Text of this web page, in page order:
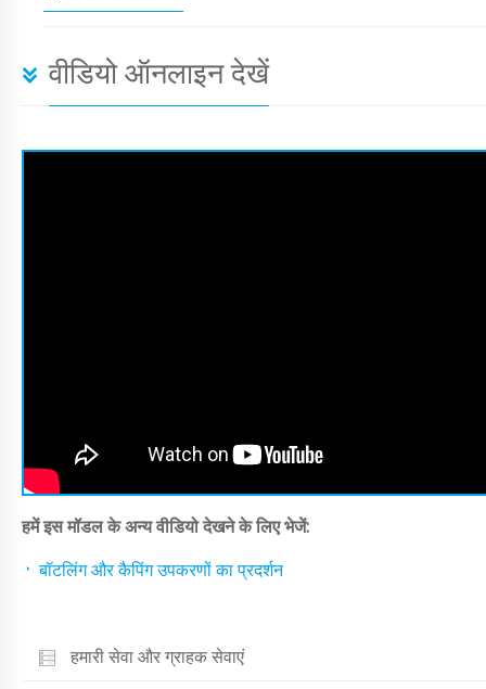
वीडियो ऑनलाइन देखें
हमें इस मॉडल के अन्य वीडियो देखने के लिए भेजें:
बॉटलिंग और कैपिंग उपकरणों का प्रदर्शन
हमारी सेवा और ग्राहक सेवाएं